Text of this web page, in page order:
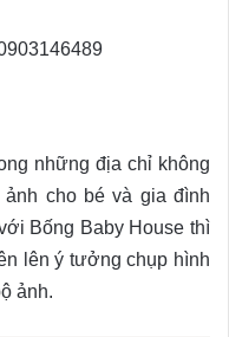
những địa chỉ không
cho bé và gia đình
Bống Baby House thì
lên ý tưởng chụp hình
ảnh.